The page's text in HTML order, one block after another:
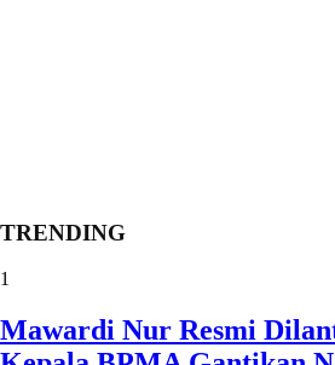
TRENDING
1
Mawardi Nur Resmi